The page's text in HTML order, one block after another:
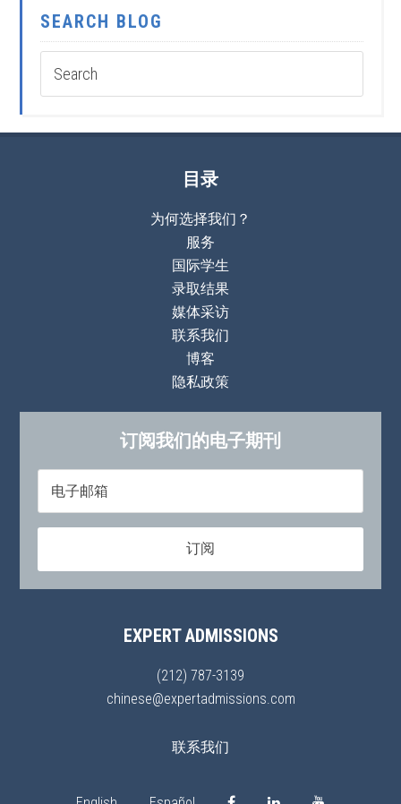
SEARCH BLOG
目录
为何选择我们？
服务
国际学生
录取结果
媒体采访
联系我们
博客
隐私政策
订阅我们的电子期刊
EXPERT ADMISSIONS
(212) 787-3139
chinese@expertadmissions.com
联系我们